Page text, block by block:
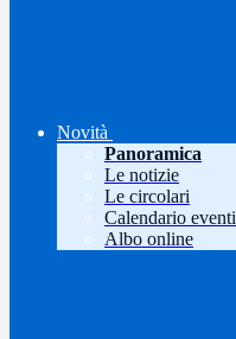
Novità
Panoramica
Le notizie
Le circolari
Calendario eventi
Albo online